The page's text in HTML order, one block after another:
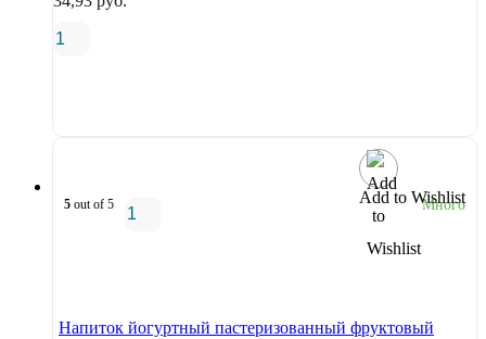
Add to Wishlist
5 out of 5 Много
Напиток йогуртный пастеризованный фруктовый